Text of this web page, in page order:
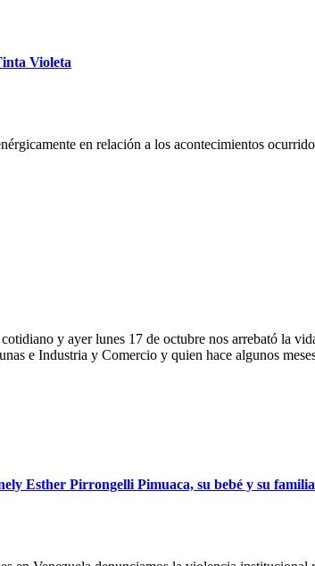
Violeta
en relación a los acontecimientos
y ayer lunes 17 de octubre nos arrebató la
e Industria y Comercio y quien hace algunos
Esther Pirrongelli Pimuaca, su bebé y su